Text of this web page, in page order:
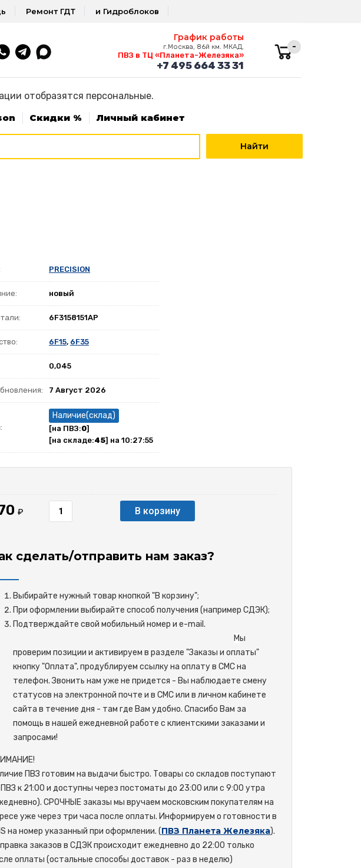
Ремонт ГДТ и Гидроблоков
График работы
г.Москва, 86й км. МКАД,
ПВЗ в ТЦ «Планета-Железяка»
+7 495 664 33 31
-
отобразятся персональные.
Скидки % Личный кабинет
PRECISION
новый
6F3158151AP
6F15, 6F35
0,045
7 Август 2026
Наличие(склад)
[на ПВЗ:0]
[на складе:45] на 10:27:55
₽ В корзину
сделать/отправить нам заказ?
Выбирайте нужный товар кнопкой "В корзину";
При оформлении выбирайте способ получения (например СДЭК);
Подтверждайте свой мобильный номер и e-mail.
Мы
проверим позиции и активируем в разделе "Заказы и оплаты"
кнопку "Оплата", продублируем ссылку на оплату в СМС на
телефон. Звонить нам уже не придется - Вы наблюдаете смену
статусов на электронной почте и в СМС или в личном кабинете
сайта в течение дня - там где Вам удобно. Спасибо Вам за
помощь в нашей ежедневной работе с клиентскими заказами и
запросами!
ПВЗ готовим на выдачи быстро. Товары со складов поступают
к 21:00 и доступны через постоматы до 23:00 или с 9:00 утра
СРОЧНЫЕ заказы мы вручаем московским покупателям на
уже через три часа после оплаты. Информируем о готовности в
на номер указанный при оформлении. (ПВЗ Планета Железяка).
заказов в СДЭК происходит ежедневно до 22:00 только
оплаты (остальные способы доставок - раз в неделю)